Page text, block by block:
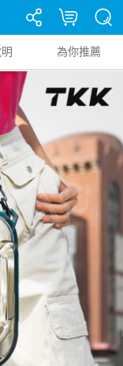
為你推薦